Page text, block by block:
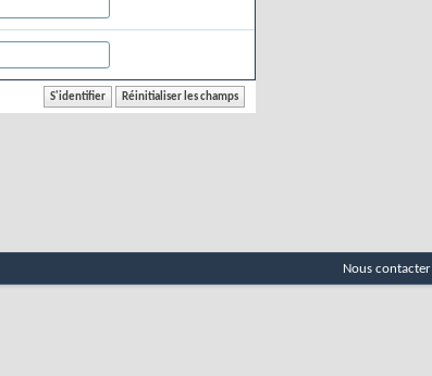
Nous contacter